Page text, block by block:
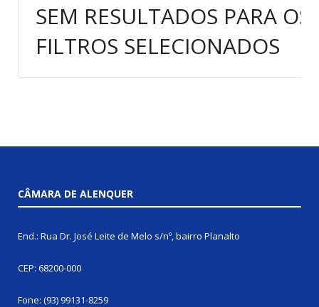
SEM RESULTADOS PARA OS
FILTROS SELECIONADOS
CÂMARA DE ALENQUER
End.: Rua Dr. José Leite de Melo s/nº, bairro Planalto
CEP: 68200-000
Fone: (93) 99131-8259